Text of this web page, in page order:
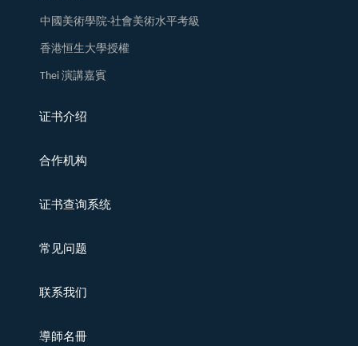
中國美術學院-社會美術水平考級
香港恒生大學授權
Thei 演講嘉賓
证书介绍
合作机构
证书查询系统
常见问题
联系我们
導師名冊